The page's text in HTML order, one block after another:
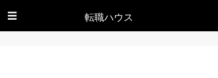
☰ 転職ハウス